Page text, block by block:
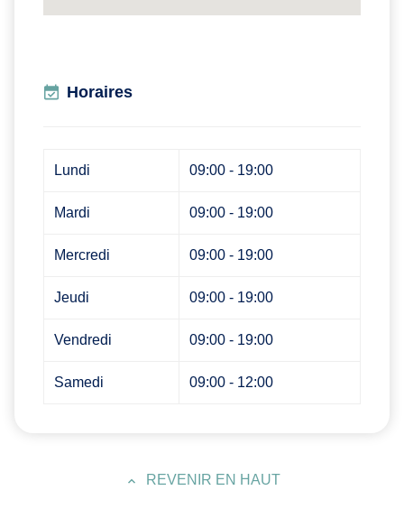
Horaires
Lundi 09:00 - 19:00
Mardi 09:00 - 19:00
Mercredi 09:00 - 19:00
Jeudi 09:00 - 19:00
Vendredi 09:00 - 19:00
Samedi 09:00 - 12:00
REVENIR EN HAUT